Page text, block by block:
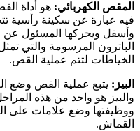
المقص الكهربائي: هو أداة
فيه عبارة عن سكينة رأسية
وأسفل ويحركها المسئول
الباترون المرسومة والتي
الخياطات لتتم عملية القص.
البيز: يتبع عملية القص وضع
والبيز هو واحد من هذه
ووظيفتها وضع علامات على
القماش.